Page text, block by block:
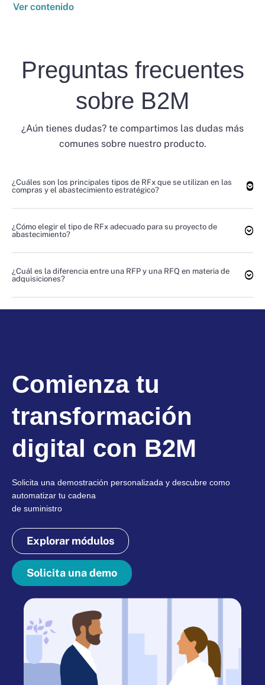
Ver contenido
Preguntas frecuentes
sobre B2M
¿Aún tienes dudas? te compartimos las dudas más
comunes sobre nuestro producto.
¿Cuáles son los principales tipos de RFx que se utilizan en las
compras y el abastecimiento estratégico?
¿Cómo elegir el tipo de RFx adecuado para su proyecto de
abastecimiento?
¿Cuál es la diferencia entre una RFP y una RFQ en materia de
adquisiciones?
Comienza tu
transformación
digital con B2M
Solicita una demostración personalizada y descubre como
automatizar tu cadena
de suministro
Explorar módulos
Solicita una demo